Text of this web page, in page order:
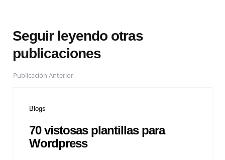
Seguir leyendo otras
publicaciones
Publicación Anterior
Blogs
70 vistosas plantillas para
Wordpress